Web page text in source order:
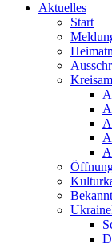
Aktuelles
Start